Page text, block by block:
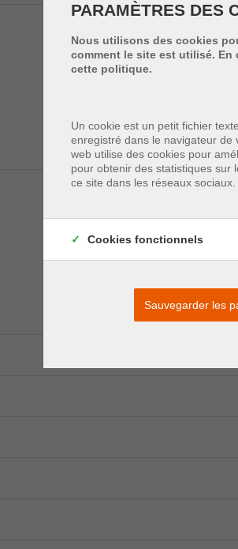
PARAMÈTRES DES
Nous utilisons des cookies
comment le site est utilisé.
cette politique.
Un cookie est un petit fichier
enregistré dans le navigateur de
web utilise des cookies pour
pour obtenir des statistiques sur
ce site dans les réseaux sociaux.
Cookies fonctionnels
Sauvegarder les